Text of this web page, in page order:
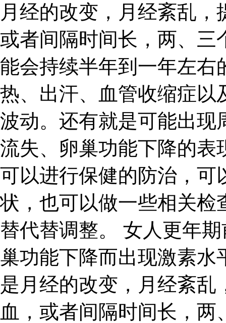
月经的改变，月经紊乱
或者间隔时间长，两、三
能会持续半年到一年左右
热、出汗、血管收缩症以
波动。还有就是可能出现
流失、卵巢功能下降的表
可以进行保健的防治，可
状，也可以做一些相关检
替代替调整。 女人更年
巢功能下降而出现激素水
是月经的改变，月经紊
血，或者间隔时间长，